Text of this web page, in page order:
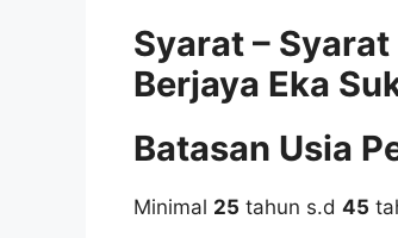
Syarat –
Berjaya Eka
Batasan Usia
Minimal 25 tahun s.d 45